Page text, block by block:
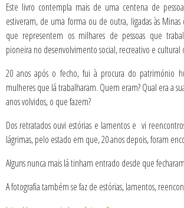
Este livro contempla mais de uma centena de
estiveram, de uma forma ou de outra, ligadas às
que representem os milhares de pessoas que
pioneira no desenvolvimento social, recreativo e cultural
20 anos após o fecho, fui à procura do património
mulheres que lá trabalharam. Quem eram? Qual era a
anos volvidos, o que fazem?
Dos retratados ouvi estórias e lamentos e vi
lágrimas, pelo estado em que, 20 anos depois, foram
Alguns nunca mais lá tinham entrado desde que
A fotografia também se faz de estórias, lamentos,